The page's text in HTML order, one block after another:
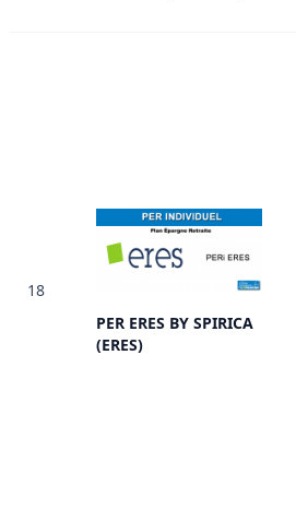
18
PER ERES BY SPIRICA
(ERES)